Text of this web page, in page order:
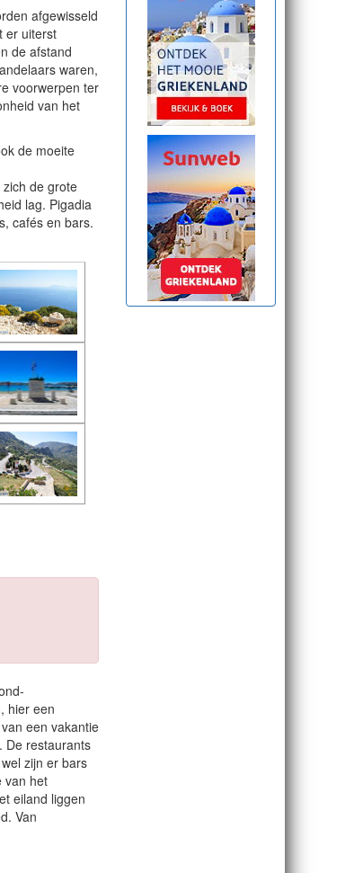
afgewisseld
er uiterst
de afstand
waren,
voorwerpen ter
van het
de moeite
de grote
lag. Pigadia
cafés en bars.
hier een
een vakantie
De restaurants
zijn er bars
van het
eiland liggen
Van